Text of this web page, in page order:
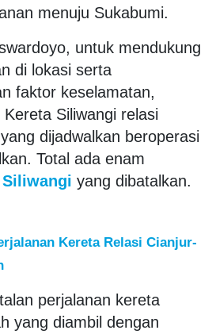
menuju Sukabumi.
untuk mendukung
di lokasi serta
faktor keselamatan,
Siliwangi relasi
dijadwalkan beroperasi
Total ada enam
Siliwangi yang dibatalkan.
Kereta Relasi Cianjur-
perjalanan kereta
yang diambil dengan